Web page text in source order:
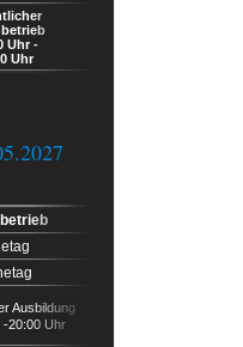
Uhr -
Uhr
Ausbildung
-20:00 Uhr